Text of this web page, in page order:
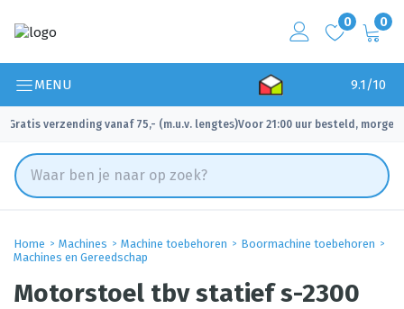
0 0
MENU 9.1/10
Gratis verzending vanaf 75,- (m.u.v. lengtes)
✓ Voor 21:00 uur besteld, morgen
Home Machines Machine toebehoren
Boormachine toebehoren
Machines en Gereedschap
Motorstoel tbv statief s-2300